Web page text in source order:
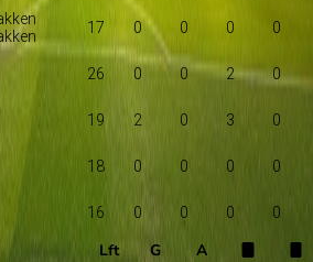
17 0 0 0 0
26 0 0 2 0
19 2 0 3 0
18 0 0 0 0
16 0 0 0 0
Lft G A